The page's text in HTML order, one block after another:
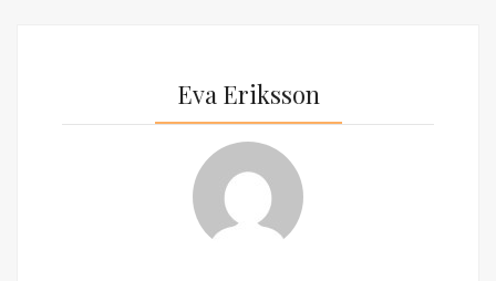
Eva Eriksson